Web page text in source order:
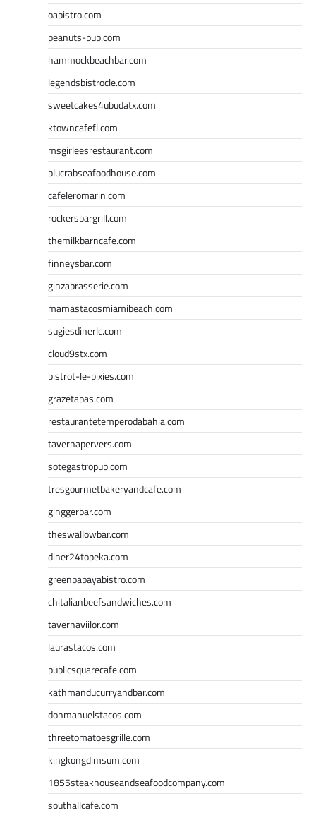
oabistro.com
peanuts-pub.com
hammockbeachbar.com
legendsbistrocle.com
sweetcakes4ubudatx.com
ktowncafefl.com
msgirleesrestaurant.com
blucrabseafoodhouse.com
cafeleromarin.com
rockersbargrill.com
themilkbarncafe.com
finneysbar.com
ginzabrasserie.com
mamastacosmiamibeach.com
sugiesdinerlc.com
cloud9stx.com
bistrot-le-pixies.com
grazetapas.com
restaurantetemperodabahia.com
tavernapervers.com
sotegastropub.com
tresgourmetbakeryandcafe.com
ginggerbar.com
theswallowbar.com
diner24topeka.com
greenpapayabistro.com
chitalianbeefsandwiches.com
tavernaviilor.com
laurastacos.com
publicsquarecafe.com
kathmanducurryandbar.com
donmanuelstacos.com
threetomatoesgrille.com
kingkongdimsum.com
1855steakhouseandseafoodcompany.com
southallcafe.com